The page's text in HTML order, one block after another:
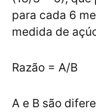
para cada 6
medida de
Razão = A/B
A e B são